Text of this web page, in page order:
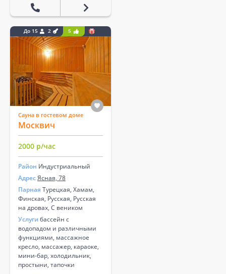
До 15 2 5
Сауна в гостевом доме
Москвич
2000 р/час
Район Индустриальный
АдресЯсная, 78
Парная Турецкая, Хамам,
Финская, Русская, Русская
на дровах, С веником
Услуги бассейн с
водопадом и различными
функциями, массажное
кресло, массажер, караоке,
мини-бар, холодильник,
простыни, тапочки